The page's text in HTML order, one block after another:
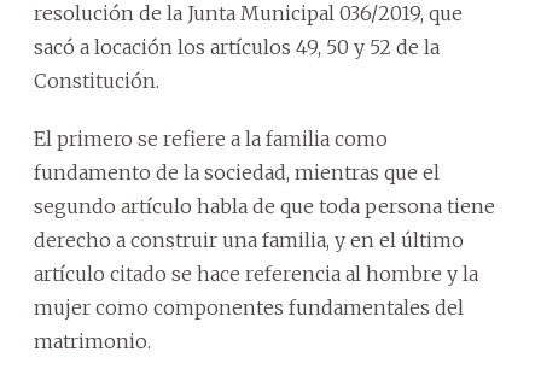
resolución de la Junta Municipal 036/2019, que
sacó a locación los artículos 49, 50 y 52 de la
Constitución.
El primero se refiere a la familia como
fundamento de la sociedad, mientras que el
segundo artículo habla de que toda persona tiene
derecho a construir una familia, y en el último
artículo citado se hace referencia al hombre y la
mujer como componentes fundamentales del
matrimonio.